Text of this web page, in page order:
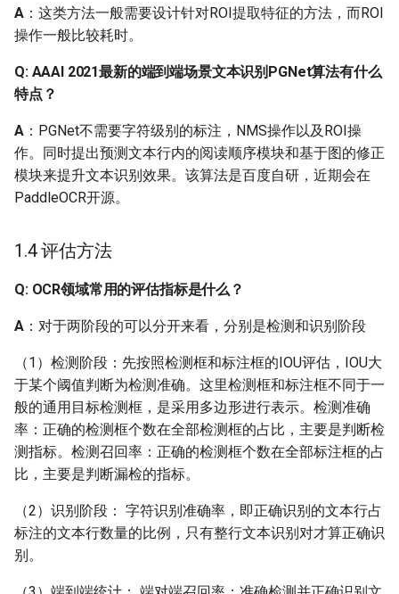
分片段，重新训练它的
话，只需要训练文本检测
识别，方向分类还是用原
来的模型这样可以吗？
Q: 如何用PaddleOCR识别
视频中的文字？
Q: 相机采集的图像为四通
支持的字符，该如何对模
Q：特殊字符（例如一些
标点符号）识别效果不好
怎么办？
Q：单张图上多语种并存
识别（如单张图印刷体和
手写文字并存），应该如
何处理？
A ：这类方法一般需要设计针对ROI提取特征的方法，而ROI
操作一般比较耗时。
Q: AAAI 2021最新的端到端场景文本识别PGNet算法有什么
特点？
A ：PGNet不需要字符级别的标注，NMS操作以及ROI操
作。同时提出预测文本行内的阅读顺序模块和基于图的修正
模块来提升文本识别效果。该算法是百度自研，近期会在
PaddleOCR开源。
1.4 评估方法
Q: OCR领域常用的评估指标是什么？
A ：对于两阶段的可以分开来看，分别是检测和识别阶段
（1）检测阶段：先按照检测框和标注框的IOU评估，IOU大
于某个阈值判断为检测准确。这里检测框和标注框不同于一
般的通用目标检测框，是采用多边形进行表示。检测准确
率：正确的检测框个数在全部检测框的占比，主要是判断检
测指标。检测召回率：正确的检测框个数在全部标注框的占
比，主要是判断漏检的指标。
（2）识别阶段： 字符识别准确率，即正确识别的文本行占
标注的文本行数量的比例，只有整行文本识别对才算正确识
别。